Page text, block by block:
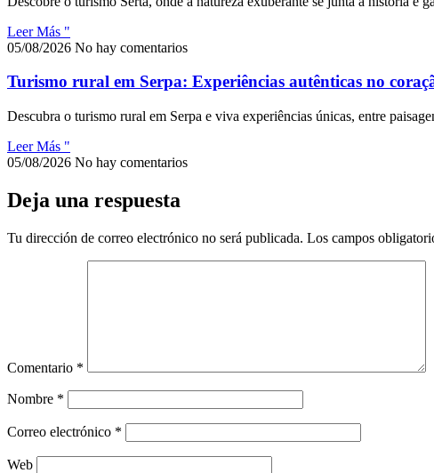
Leer Más "
05/08/2026 No hay comentarios
Turismo rural em Serpa: Experiências autênticas no
Descubra o turismo rural em Serpa e viva experiências únicas, entre
Leer Más "
05/08/2026 No hay comentarios
Deja una respuesta
Tu dirección de correo electrónico no será publicada. Los campos
Comentario *
Nombre *
Correo electrónico *
Web